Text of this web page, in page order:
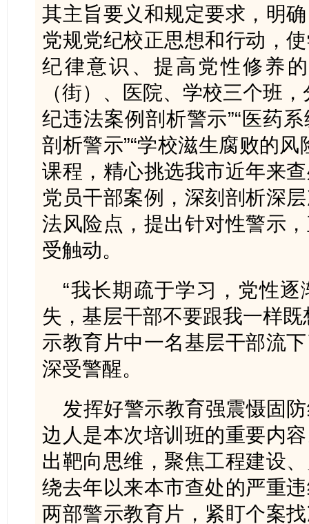
其主旨要义和规定要求，明
党规党纪校正思想和行动，
纪律意识、提高党性修养
（街）、医院、学校三个班
纪违法案例剖析警示”“医药
剖析警示”“学校滋生腐败的
课程，精心挑选我市近年来
党员干部案例，深刻剖析深
法风险点，提出针对性警示
受触动。
“我长期疏于学习，党性
失，基层干部不要跟我一样
示教育片中一名基层干部流
深受警醒。
发挥好警示教育强震慑固
边人是本次培训班的重要内
出靶向思维，聚焦工程建设
绕去年以来本市查处的严重
两部警示教育片，紧盯个案